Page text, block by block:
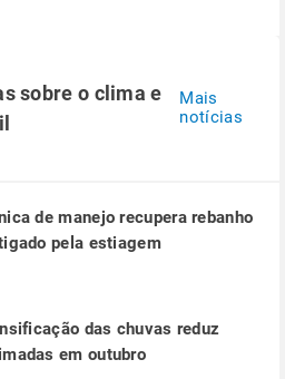
sobre o clima e
Mais
notícias
de manejo recupera rebanho
pela estiagem
das chuvas reduz
em outubro